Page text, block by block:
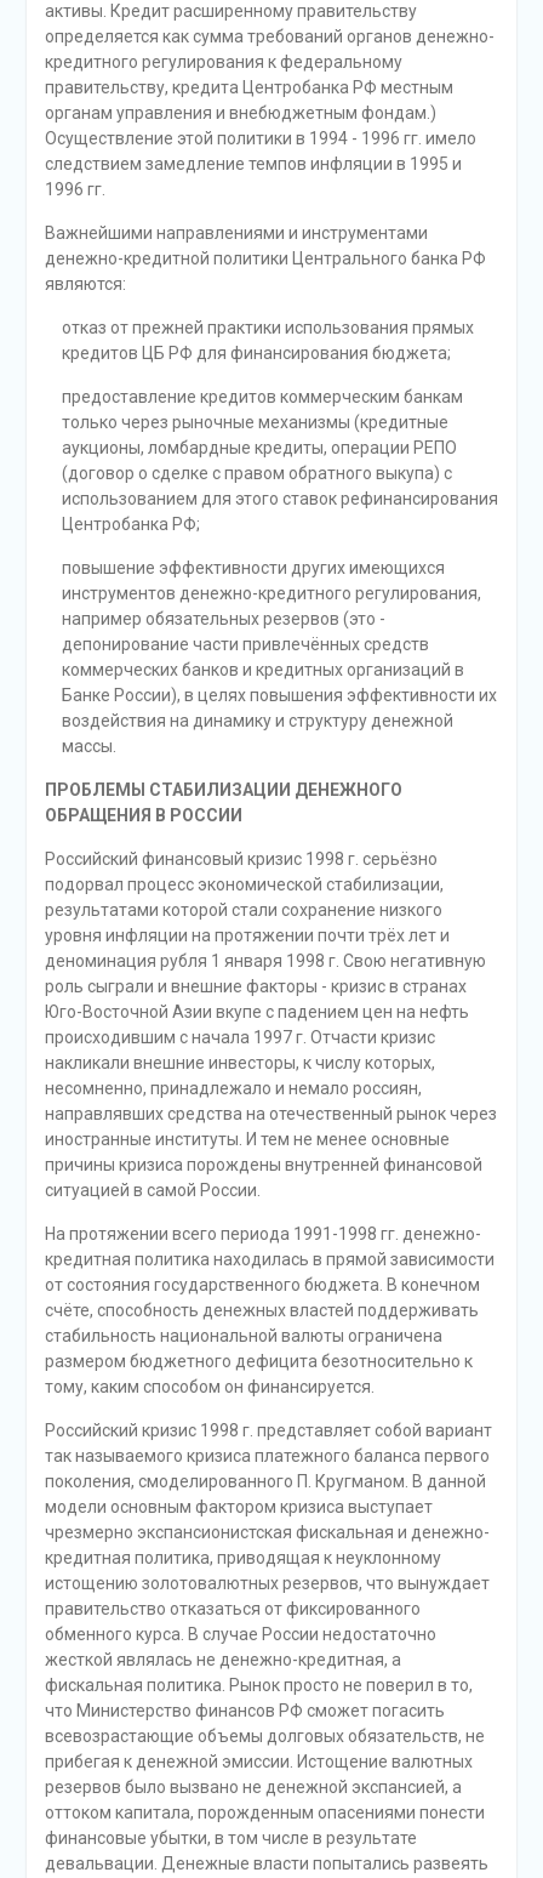
активы. Кредит расширенному правительству
определяется как сумма требований органов денежно-
кредитного регулирования к федеральному
правительству, кредита Центробанка РФ местным
органам управления и внебюджетным фондам.)
Осуществление этой политики в 1994 - 1996 гг. имело
следствием замедление темпов инфляции в 1995 и
1996 гг.
Важнейшими направлениями и инструментами
денежно-кредитной политики Центрального банка РФ
являются:
отказ от прежней практики использования прямых
кредитов ЦБ РФ для финансирования бюджета;
предоставление кредитов коммерческим банкам
только через рыночные механизмы (кредитные
аукционы, ломбардные кредиты, операции РЕПО
(договор о сделке с правом обратного выкупа) с
использованием для этого ставок рефинансирования
Центробанка РФ;
повышение эффективности других имеющихся
инструментов денежно-кредитного регулирования,
например обязательных резервов (это -
депонирование части привлечённых средств
коммерческих банков и кредитных организаций в
Банке России), в целях повышения эффективности их
воздействия на динамику и структуру денежной
массы.
ПРОБЛЕМЫ СТАБИЛИЗАЦИИ ДЕНЕЖНОГО
ОБРАЩЕНИЯ В РОССИИ
Российский финансовый кризис 1998 г. серьёзно
подорвал процесс экономической стабилизации,
результатами которой стали сохранение низкого
уровня инфляции на протяжении почти трёх лет и
деноминация рубля 1 января 1998 г. Свою негативную
роль сыграли и внешние факторы - кризис в странах
Юго-Восточной Азии вкупе с падением цен на нефть
происходившим с начала 1997 г. Отчасти кризис
накликали внешние инвесторы, к числу которых,
несомненно, принадлежало и немало россиян,
направлявших средства на отечественный рынок через
иностранные институты. И тем не менее основные
причины кризиса порождены внутренней финансовой
ситуацией в самой России.
На протяжении всего периода 1991-1998 гг. денежно-
кредитная политика находилась в прямой зависимости
от состояния государственного бюджета. В конечном
счёте, способность денежных властей поддерживать
стабильность национальной валюты ограничена
размером бюджетного дефицита безотносительно к
тому, каким способом он финансируется.
Российский кризис 1998 г. представляет собой вариант
так называемого кризиса платежного баланса первого
поколения, смоделированного П. Кругманом. В данной
модели основным фактором кризиса выступает
чрезмерно экспансионистская фискальная и денежно-
кредитная политика, приводящая к неуклонному
истощению золотовалютных резервов, что вынуждает
правительство отказаться от фиксированного
обменного курса. В случае России недостаточно
жесткой являлась не денежно-кредитная, а
фискальная политика. Рынок просто не поверил в то,
что Министерство финансов РФ сможет погасить
всевозрастающие объемы долговых обязательств, не
прибегая к денежной эмиссии. Истощение валютных
резервов было вызвано не денежной экспансией, а
оттоком капитала, порожденным опасениями понести
финансовые убытки, в том числе в результате
девальвации. Денежные власти попытались развеять